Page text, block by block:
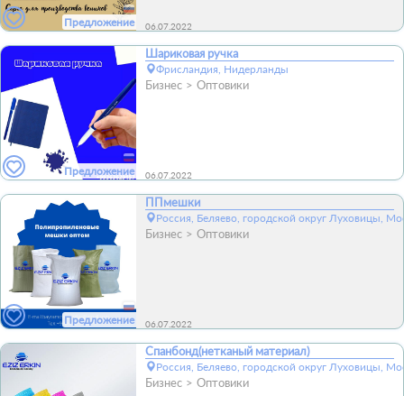
Предложение 06.07.2022
Предложение
Шариковая ручка
Фрисландия, Нидерланды
Бизнес Оптовики
06.07.2022
Предложение
ППмешки
Россия, Беляево, городской округ Луховицы,
Бизнес Оптовики
06.07.2022
Спанбонд(нетканый материал)
Россия, Беляево, городской округ Луховицы,
Бизнес Оптовики